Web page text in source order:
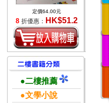
定價64.00元
8 折優惠： HK$51.2
●二樓推薦
●文學小說